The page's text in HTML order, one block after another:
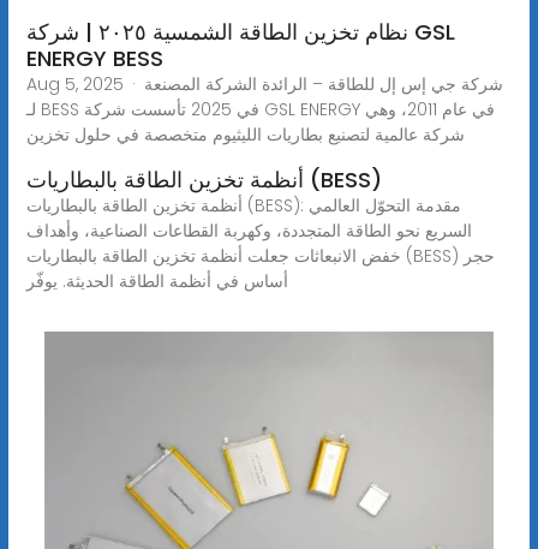
نظام تخزين الطاقة الشمسية ٢٠٢٥ | شركة GSL
ENERGY BESS
Aug 5, 2025 · شركة جي إس إل للطاقة – الرائدة الشركة المصنعة
لـ BESS في 2025 تأسست شركة GSL ENERGY في عام 2011، وهي
شركة عالمية لتصنيع بطاريات الليثيوم متخصصة في حلول تخزين
أنظمة تخزين الطاقة بالبطاريات (BESS)
أنظمة تخزين الطاقة بالبطاريات (BESS): مقدمة التحوّل العالمي
السريع نحو الطاقة المتجددة، وكهربة القطاعات الصناعية، وأهداف
خفض الانبعاثات جعلت أنظمة تخزين الطاقة بالبطاريات (BESS) حجر
أساس في أنظمة الطاقة الحديثة. يوفّر